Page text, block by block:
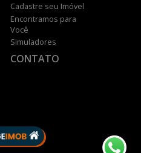
Cadastre seu Imóvel
Encontramos para
Você
Simuladores
CONTATO